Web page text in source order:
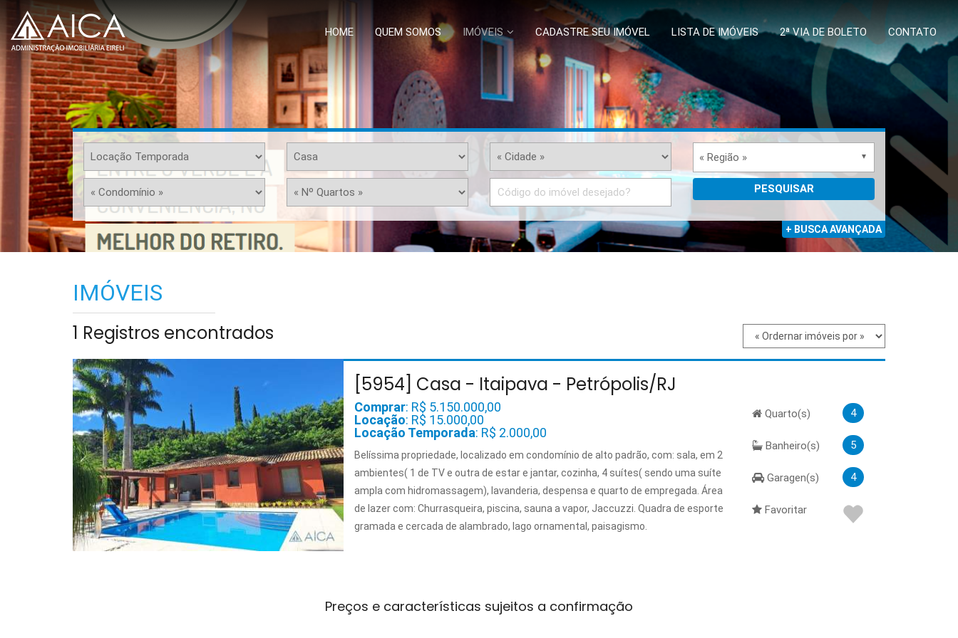
HOME QUEM SOMOS IMÓVEIS CADASTRE SEU IMÓVEL LISTA DE IMÓVEIS 2ª VIA DE BOLETO CONTATO
« Região »
PESQUISAR
+ BUSCA AVANÇADA
IMÓVEIS
1 Registros encontrados
[5954] Casa - Itaipava - Petrópolis/RJ
Comprar: R$ 5.150.000,00
Locação: R$ 15.000,00
Locação Temporada: R$ 2.000,00
Belíssima propriedade, localizado em condomínio de alto padrão, com: sala, em 2
ambientes( 1 de TV e outra de estar e jantar, cozinha, 4 suítes( sendo uma suíte
ampla com hidromassagem), lavanderia, despensa e quarto de empregada. Área
de lazer com: Churrasqueira, piscina, sauna a vapor, Jaccuzzi. Quadra de esporte
gramada e cercada de alambrado, lago ornamental, paisagismo.
Quarto(s) 4
Banheiro(s) 5
Garagen(s) 4
Favoritar
Preços e características sujeitos a confirmação